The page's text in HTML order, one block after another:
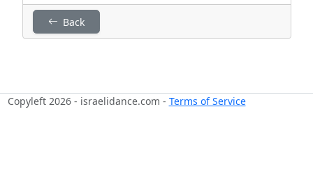
Back
Copyleft 2026 - israelidance.com - Terms of Service